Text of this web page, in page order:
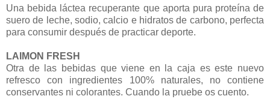
Una bebida láctea recuperante que aporta pura proteína de
suero de leche, sodio, calcio e hidratos de carbono, perfecta
para consumir después de practicar deporte.
LAIMON FRESH
Otra de las bebidas que viene en la caja es este nuevo
refresco con ingredientes 100% naturales, no contiene
conservantes ni colorantes. Cuando la pruebe os cuento.